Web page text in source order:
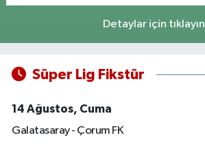
Detaylar için tıklayın
Süper Lig Fikstür
14 Ağustos, Cuma
Galatasaray - Çorum FK